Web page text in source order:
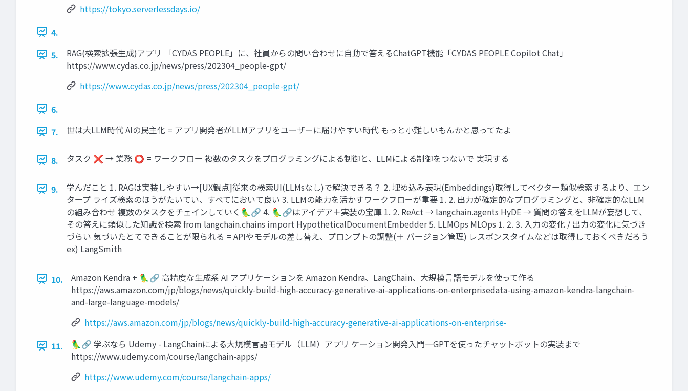
https://tokyo.serverlessdays.io/
4.
5.
RAG(検索拡張生成)アプリ 「CYDAS PEOPLE」に、社員からの問い合わせに自動で答えるChatGPT機能「CYDAS PEOPLE Copilot Chat」
https://www.cydas.co.jp/news/press/202304_people-gpt/
https://www.cydas.co.jp/news/press/202304_people-gpt/
6.
7.
世は大LLM時代 AIの民主化 = アプリ開発者がLLMアプリをユーザーに届けやすい時代 もっと小難しいもんかと思ってたよ
8. タスク ❌ → 業務 ⭕ = ワークフロー 複数のタスクをプログラミングによる制御と、LLMによる制御をつないで 実現する
9.
学んだこと 1. RAGは実装しやすい→[UX観点]従来の検索UI(LLMsなし)で解決できる？ 2. 埋め込み表現(Embeddings)取得してベクター類似検索するより、エン
タープ ライズ検索のほうがたいてい、すべてにおいて良い 3. LLMの能力を活かすワークフローが重要 1. 2. 出力が確定的なプログラミングと、非確定的なLLM
の組み合わせ 複数のタスクをチェインしていく🦜🔗 4. 🦜🔗はアイデア＋実装の宝庫 1. 2. ReAct → langchain.agents HyDE → 質問の答えをLLMが妄想して、
その答えに類似した知識を検索 from langchain.chains import HypotheticalDocumentEmbedder 5. LLMOps MLOps 1. 2. 3. 入力の変化 / 出力の変化に気づき
づらい 気づいたとてできることが限られる = APIやモデルの差し替え、プロンプトの調整(＋ バージョン管理) レスポンスタイムなどは取得しておくべきだろう
ex) LangSmith
10.
Amazon Kendra + 🦜🔗 ⾼精度な⽣成系 AI アプリケーションを Amazon Kendra、LangChain、⼤規模⾔語モデルを使って作る
https://aws.amazon.com/jp/blogs/news/quickly-build-high-accuracy-generative-ai-applications-on-enterprisedata-using-amazon-kendra-langchain-
and-large-language-models/
https://aws.amazon.com/jp/blogs/news/quickly-build-high-accuracy-generative-ai-applications-on-enterprise-
11.
🦜🔗 学ぶなら Udemy - LangChainによる大規模言語モデル（LLM）アプリ ケーション開発入門―GPTを使ったチャットボットの実装まで
https://www.udemy.com/course/langchain-apps/
https://www.udemy.com/course/langchain-apps/